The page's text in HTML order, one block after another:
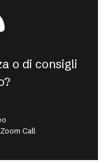
o di consigli
Call